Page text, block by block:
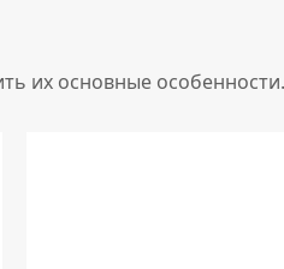
их основные особенности.